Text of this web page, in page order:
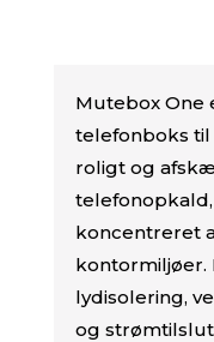
Mutebox One
telefonboks til
roligt og
koncentreret
kontormiljøer.
lydisolering,
og